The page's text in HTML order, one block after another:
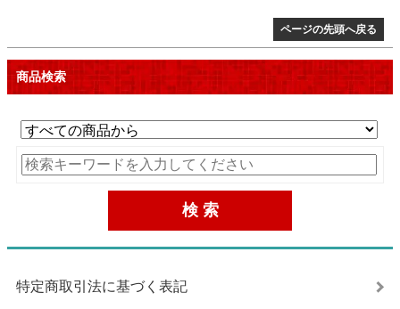
ページの先頭へ戻る
商品検索
特定商取引法に基づく表記